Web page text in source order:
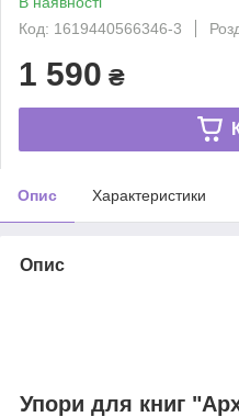
Код: 1619440566346-3
1 590 ₴
Опис Характеристики
Опис
Упори для книг